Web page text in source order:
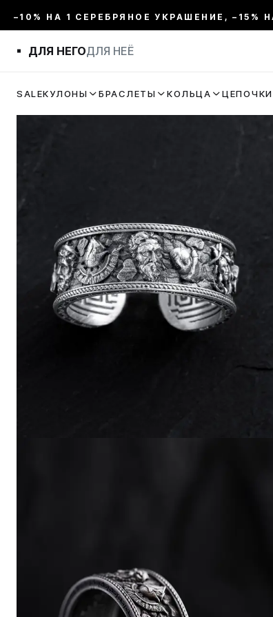
–10% НА 1 СЕРЕБРЯНОЕ УКРАШЕНИЕ,
ДЛЯ НЕГОДЛЯ НЕЁ
SALEКУЛОНЫ БРАСЛЕТЫ КОЛЬЦА ЦЕПОЧКИ